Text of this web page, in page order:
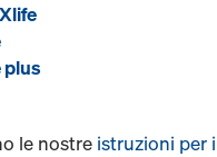
plus
le nostre istruzioni per